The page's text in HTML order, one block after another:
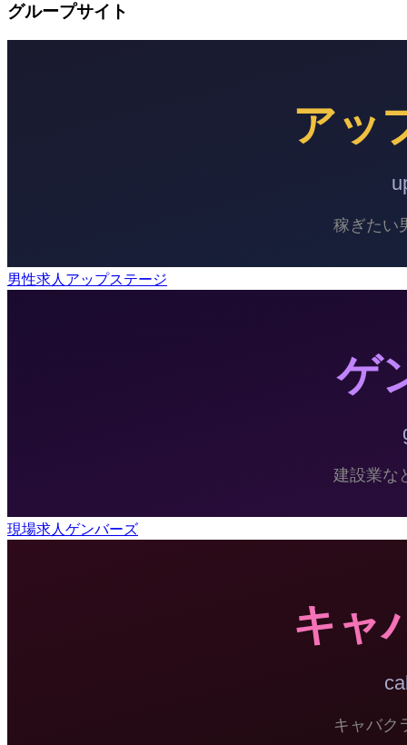
グループサイト
男性求人アップステージ
現場求人ゲンバーズ